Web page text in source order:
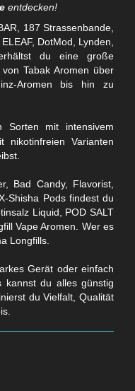
entdecken!
187 Strassenbande,
DotMod, Lynden,
du eine große
Tabak Aromen über
Aromen bis hin zu
Sorten mit intensivem
nikotinfreien Varianten
Bad Candy, Flavorist,
Shisha Pods findest du
Liquid, POD SALT
Vape Aromen. Wer es
Longfills.
Gerät oder einfach
kannst du alles günstig
du Vielfalt, Qualität